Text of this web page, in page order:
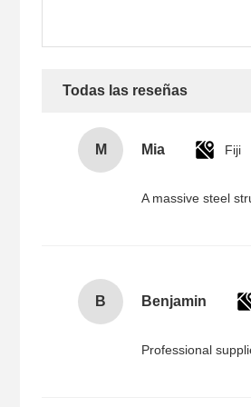
Todas las reseñas
M Mia Fiji
A massive steel
B Benjamin
Professional